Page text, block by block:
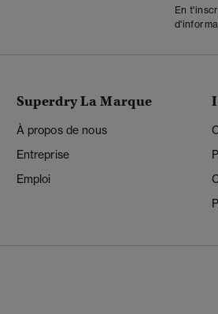
En
Superdry La Marque
À propos de nous
Entreprise
Emploi